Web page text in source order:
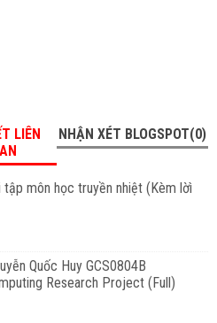
LIÊN
NHẬN XÉT BLOGSPOT(0)
môn học truyền nhiệt (Kèm lờì
Quốc Huy GCS0804B
Research Project (Full)